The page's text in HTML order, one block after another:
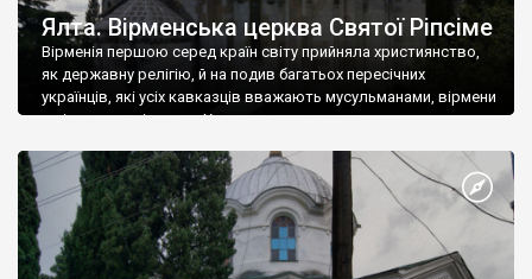
Ялта. Вірменська церква Святої Ріпсіме
Вірменія першою серед країн світу прийняла християнство,
як державну релігію, й на подив багатьох пересічних
українців, які усіх кавказців вважають мусульманами, вірмени
є відданими вірянами Христа